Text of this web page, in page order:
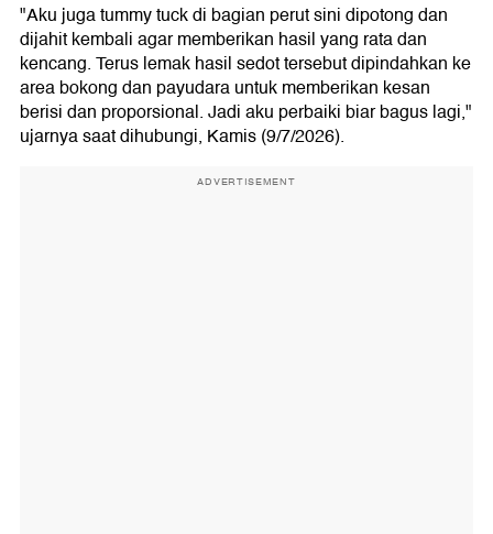
"Aku juga tummy tuck di bagian perut sini dipotong dan
dijahit kembali agar memberikan hasil yang rata dan
kencang. Terus lemak hasil sedot tersebut dipindahkan ke
area bokong dan payudara untuk memberikan kesan
berisi dan proporsional. Jadi aku perbaiki biar bagus lagi,"
ujarnya saat dihubungi, Kamis (9/7/2026).
ADVERTISEMENT